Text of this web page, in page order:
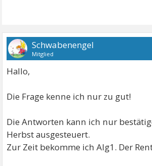
Schwabenengel
Mitglied
Hallo,
Die Frage kenne ich nur zu gut!
Die Antworten kann ich nur
Herbst ausgesteuert.
Zur Zeit bekomme ich Alg1. Der